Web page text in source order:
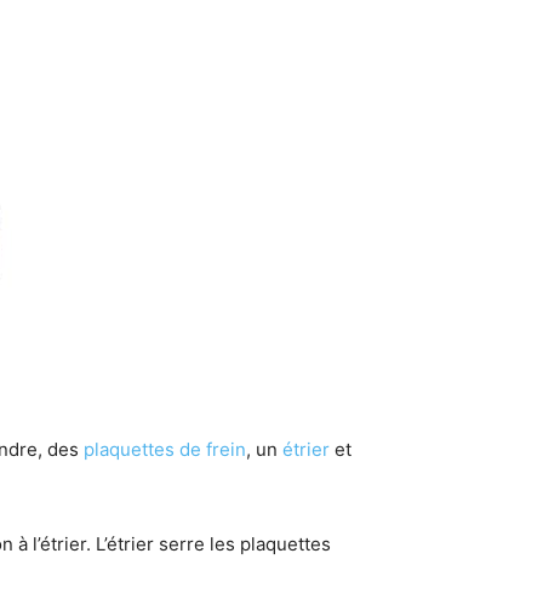
des plaquettes de frein, un étrier et
l’étrier. L’étrier serre les plaquettes